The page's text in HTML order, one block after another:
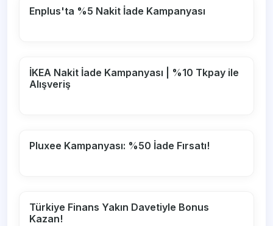
Enplus'ta %5 Nakit İade Kampanyası
İKEA Nakit İade Kampanyası | %10 Tkpay ile
Alışveriş
Pluxee Kampanyası: %50 İade Fırsatı!
Türkiye Finans Yakın Davetiyle Bonus
Kazan!